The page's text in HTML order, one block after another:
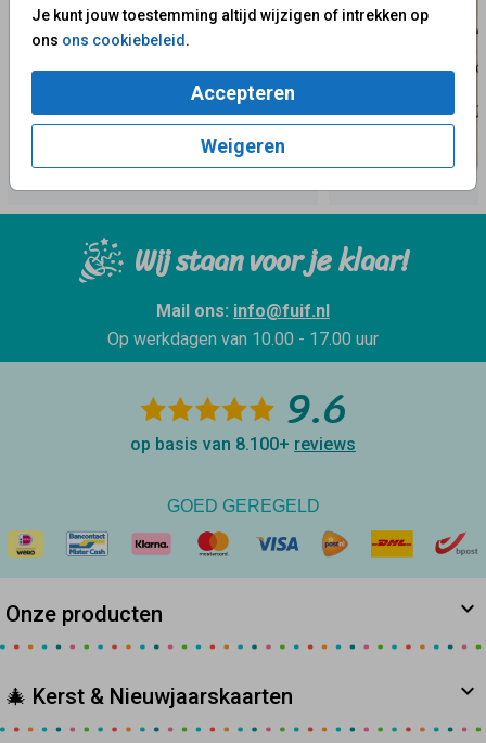
Je kunt jouw toestemming altijd wijzigen of intrekken op
ons ons cookiebeleid.
Accepteren
Weigeren
Wij staan voor je klaar!
Mail ons: info@fuif.nl
Op werkdagen van 10.00 - 17.00 uur
9.6
op basis van 8.100+ reviews
GOED GEREGELD
Onze producten
🎄 Kerst & Nieuwjaarskaarten